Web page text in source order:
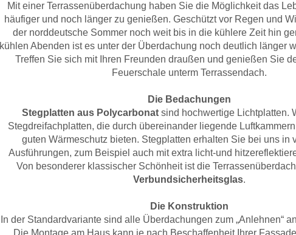
Mit einer Terrassenüberdachung haben Sie die Möglichkeit das
häufiger und noch länger zu genießen. Geschützt vor Regen und
der norddeutsche Sommer noch weit bis in die kühlere Zeit hin
kühlen Abenden ist es unter der Überdachung noch deutlich länger
Treffen Sie sich mit Ihren Freunden draußen und genießen Sie
Feuerschale unterm Terrassendach.
Die Bedachungen
Stegplatten aus Polycarbonatsind hochwertige Lichtplatten.
Stegdreifachplatten, die durch übereinander liegende
guten Wärmeschutz bieten. Stegplatten erhalten Sie bei uns in
Ausführungen, zum Beispiel auch mit extra licht-und
Von besonderer klassischer Schönheit ist die
Verbundsicherheitsglas.
Die Konstruktion
In der Standardvariante sind alle Überdachungen zum „Anlehnen“
Die Montage am Haus kann je nach Beschaffenheit Ihrer